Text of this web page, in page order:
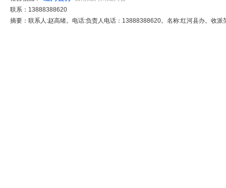
联系：13888388620
摘要：联系人:赵高绪。电话:负责人电话：13888388620。名称:红河县办。收